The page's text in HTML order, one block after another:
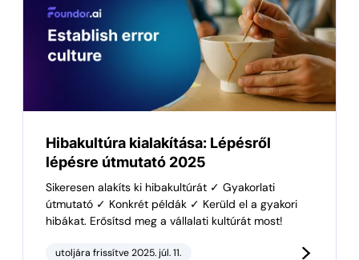
Hibakultúra kialakítása: Lépésről
lépésre útmutató 2025
Sikeresen alakíts ki hibakultúrát ✓ Gyakorlati
útmutató ✓ Konkrét példák ✓ Kerüld el a gyakori
hibákat. Erősítsd meg a vállalati kultúrát most!
utoljára frissítve 2025. júl. 11.